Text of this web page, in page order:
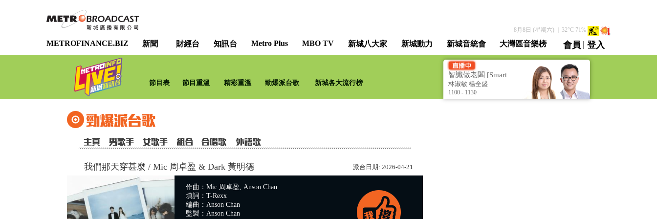
8月8日 (星期六)｜ 32°C 71%
METROFINANCE.BIZ 新聞 財經台 知訊台 Metro Plus MBO TV 新城八大家 新城動力 新城音統會 大灣區音樂榜 會員 | 登入
直播 / 重溫
節目表 節目重溫 精彩重溫 勁爆派台歌 新城各大流行榜
智識做老闆 [Smart
Boss]
林淑敏 楊全盛
1100 - 1130
我們那天穿甚麼 / Mic 周卓盈 & Dark 黃明德 派台日期: 2026-04-21
作曲：Mic 周卓盈, Anson Chan
填詞：T-Rexx
編曲：Anson Chan
監製：Anson Chan